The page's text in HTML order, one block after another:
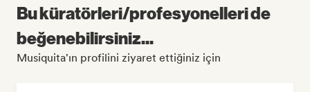
Bu küratörleri/profesyonelleri de
beğenebilirsiniz...
Musiquita'ın profilini ziyaret ettiğiniz için